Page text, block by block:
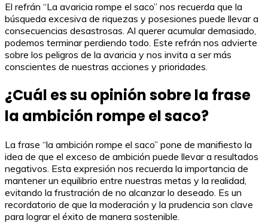
El refrán “La avaricia rompe el saco” nos recuerda que la
búsqueda excesiva de riquezas y posesiones puede llevar a
consecuencias desastrosas. Al querer acumular demasiado,
podemos terminar perdiendo todo. Este refrán nos advierte
sobre los peligros de la avaricia y nos invita a ser más
conscientes de nuestras acciones y prioridades.
¿Cuál es su opinión sobre la frase
la ambición rompe el saco?
La frase “la ambición rompe el saco” pone de manifiesto la
idea de que el exceso de ambición puede llevar a resultados
negativos. Esta expresión nos recuerda la importancia de
mantener un equilibrio entre nuestras metas y la realidad,
evitando la frustración de no alcanzar lo deseado. Es un
recordatorio de que la moderación y la prudencia son clave
para lograr el éxito de manera sostenible.